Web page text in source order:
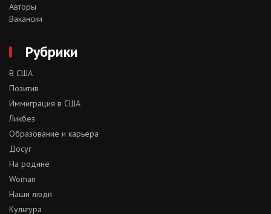
Авторы
Вакансии
Рубрики
В США
Позитив
Иммиграция в США
Ликбез
Образование и карьера
Досуг
На родине
Woman
Наши люди
Культура